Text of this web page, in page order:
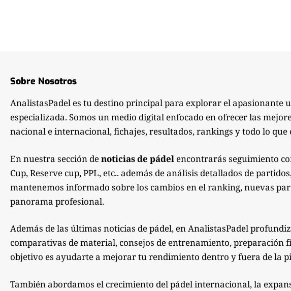
Sobre Nosotros
AnalistasPadel es tu destino principal para explorar el
especializada. Somos un medio digital enfocado en ofrecer las
nacional e internacional, fichajes, resultados, rankings y todo lo
En nuestra sección denoticias de pádel encontrarás seguimiento
Cup, Reserve cup, PPL, etc.. además de análisis detallados de
mantenemos informado sobre los cambios en el ranking, nuevas
panorama profesional.
Además de las últimas noticias de pádel, en AnalistasPadel
comparativas de material, consejos de entrenamiento,
objetivo es ayudarte a mejorar tu rendimiento dentro y fuera de la
También abordamos el crecimiento del pádel internacional, la